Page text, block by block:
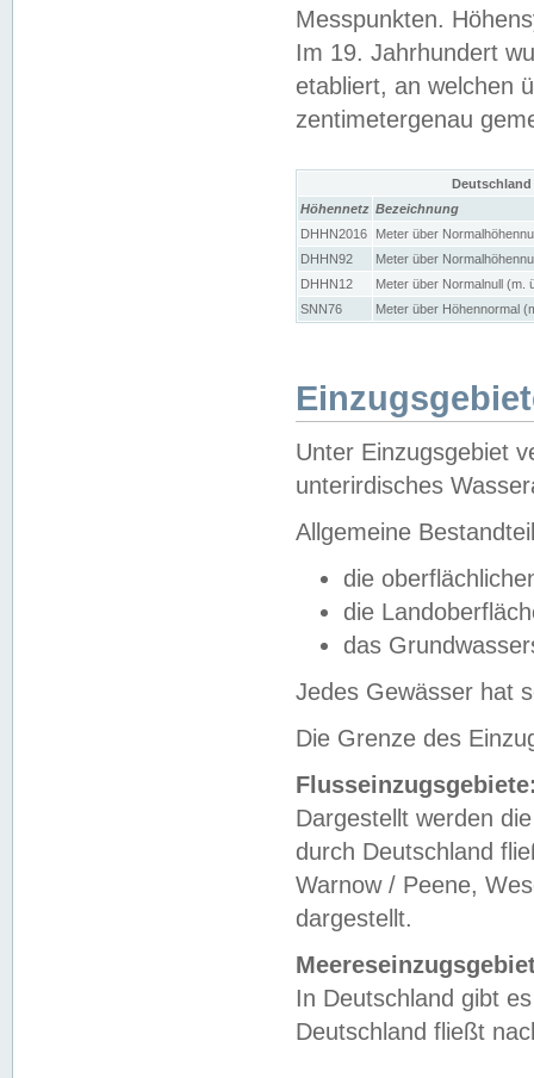
Messpunkten.
Im 19. Jahrhundert
etabliert, an welchen
zentimetergenau
Höhennetz Bezeichnung
DHHN2016
Meter über
DHHN92
Meter über
DHHN12
Meter über Normalnull (m.
SNN76
Meter über Höhennormal
Unter Einzugsgebiet
unterirdisches
Allgemeine
die
die
das
Jedes Gewässer hat
Die Grenze des
Dargestellt werden
durch Deutschland
Warnow / Peene,
dargestellt.
In Deutschland gibt
Deutschland fließt